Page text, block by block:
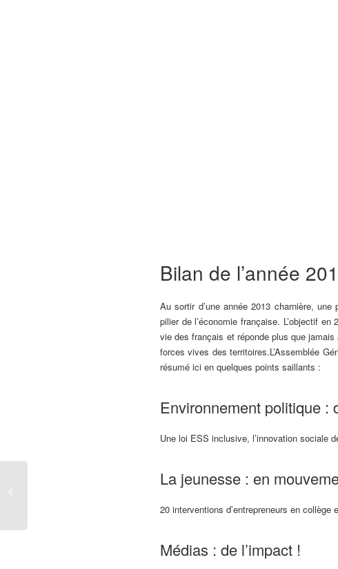
Bilan de l’année
Au sortir d’une année 2013 charnière,
pilier de l’économie française. L’objectif
vie des français et réponde plus que
forces vives des territoires.L’Assemblée
résumé ici en quelques points saillants :
Environnement politique :
Une loi ESS inclusive, l’innovation sociale
La jeunesse : en
20 interventions d’entrepreneurs en
Médias : de l’impact !